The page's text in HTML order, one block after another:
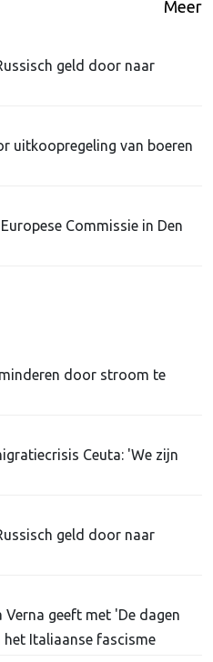
Meer
geld door naar
uitkoopregeling van boeren
Commissie in Den
door stroom te
Ceuta: 'We zijn
geld door naar
geeft met 'De dagen
Italiaanse fascisme